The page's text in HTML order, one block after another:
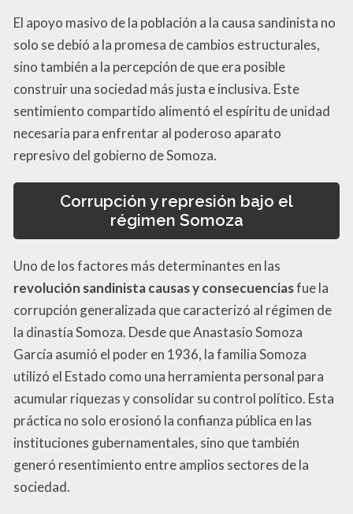
El apoyo masivo de la población a la causa sandinista no
solo se debió a la promesa de cambios estructurales,
sino también a la percepción de que era posible
construir una sociedad más justa e inclusiva. Este
sentimiento compartido alimentó el espíritu de unidad
necesaria para enfrentar al poderoso aparato
represivo del gobierno de Somoza.
Corrupción y represión bajo el
régimen Somoza
Uno de los factores más determinantes en las
revolución sandinista causas y consecuenciasfue la
corrupción generalizada que caracterizó al régimen de
la dinastía Somoza. Desde que Anastasio Somoza
García asumió el poder en 1936, la familia Somoza
utilizó el Estado como una herramienta personal para
acumular riquezas y consolidar su control político. Esta
práctica no solo erosionó la confianza pública en las
instituciones gubernamentales, sino que también
generó resentimiento entre amplios sectores de la
sociedad.